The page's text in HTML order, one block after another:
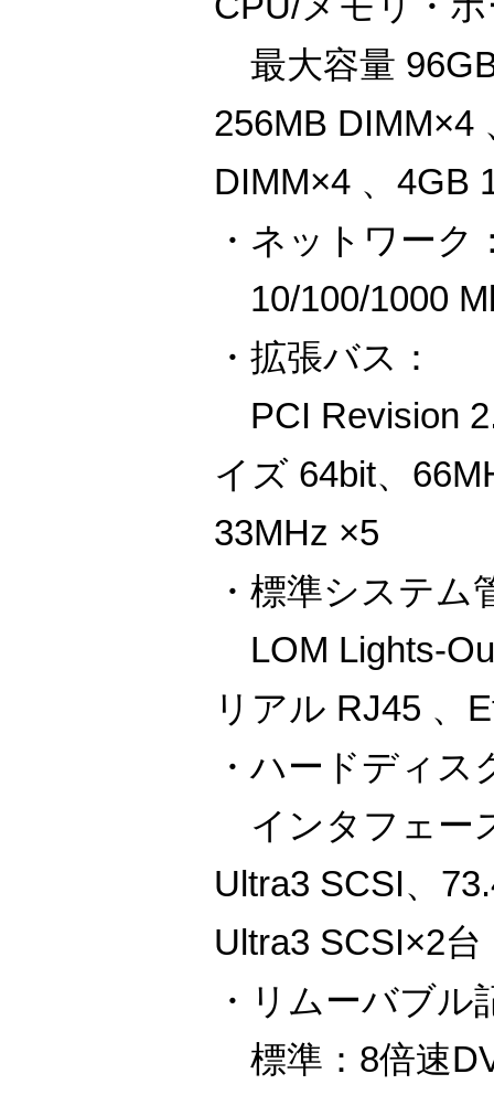
最大容量
256MB DIMM×4
DIMM×4 、4GB
・ネットワーク
10/100/1000
・拡張バス：
PCI Revision
イズ 64bit、
33MHz ×5
・標準システム
LOM Lights-
リアル RJ45 、
・ハードディス
インタフェー
Ultra3 SCSI、
Ultra3 SCSI×2台
・リムーバブル
標準：8倍速